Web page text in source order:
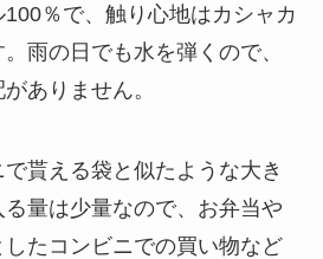
％で、触り心地はカシャカ
雨の日でも水を弾くので、
ありません。
貰える袋と似たような大き
量は少量なので、お弁当や
たコンビニでの買い物など